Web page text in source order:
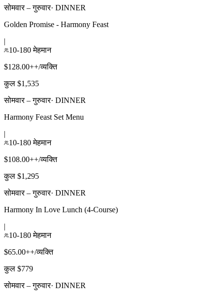
सोमवार – गुरुवार· DINNER
Golden Promise - Harmony Feast
|
10-180 मेहमान
$128.00++/व्यक्ति
कुल $1,535
सोमवार – गुरुवार· DINNER
Harmony Feast Set Menu
|
10-180 मेहमान
$108.00++/व्यक्ति
कुल $1,295
सोमवार – गुरुवार· DINNER
Harmony In Love Lunch (4-Course)
|
10-180 मेहमान
$65.00++/व्यक्ति
कुल $779
सोमवार – गुरुवार· DINNER